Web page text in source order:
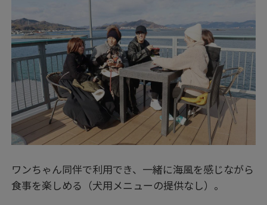
ワンちゃん同伴で利用でき、一緒に海風を感じながら
食事を楽しめる（犬用メニューの提供なし）。